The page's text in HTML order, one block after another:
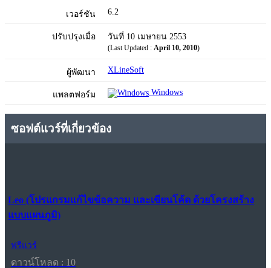
เวอร์ชัน 6.2
ปรับปรุงเมื่อ วันที่ 10 เมษายน 2553
(Last Updated : April 10, 2010)
ผู้พัฒนา XLineSoft
แพลตฟอร์ม Windows
ซอฟต์แวร์ที่เกี่ยวข้อง
Leo (โปรแกรมแก้ไขข้อความ และเขียนโค้ด ด้วยโครงสร้าง
แบบแผนภูมิ)
ฟรีแวร์
ดาวน์โหลด : 10